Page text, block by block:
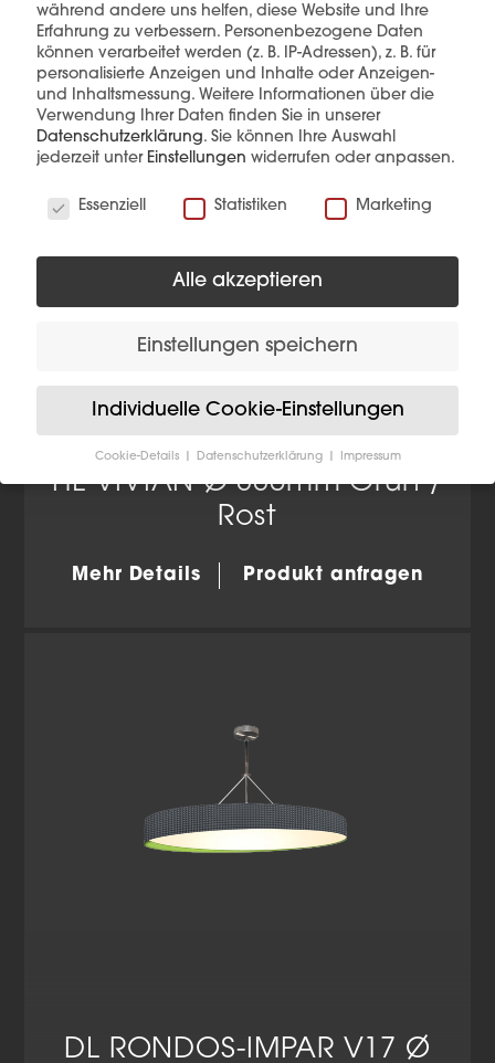
Diese Produkte könnten Sie auch
interessieren
HL VIVIAN Ø 330mm Grün /
Rost
Mehr Details Produkt anfragen
DL RONDOS-IMPAR V17 Ø
während andere uns helfen, diese Website und Ihre
Erfahrung zu verbessern. Personenbezogene Daten
können verarbeitet werden (z. B. IP-Adressen), z. B. für
personalisierte Anzeigen und Inhalte oder Anzeigen-
und Inhaltsmessung. Weitere Informationen über die
Verwendung Ihrer Daten finden Sie in unserer
Datenschutzerklärung. Sie können Ihre Auswahl
jederzeit unter Einstellungen widerrufen oder anpassen.
Essenziell
Statistiken Marketing
Alle akzeptieren
Einstellungen speichern
Individuelle Cookie-Einstellungen
Cookie-Details Datenschutzerklärung Impressum
Datenschutzeinstellungen
Wenn Sie unter 16 Jahre alt sind und Ihre Zustimmung
Wir verwenden Cookies und andere Technologien auf
Verwendung Ihrer Daten finden Sie in unserer
Hier finden Sie eine Übersicht über alle verwendeten
Cookies. Sie können Ihre Einwilligung zu ganzen
Kategorien geben oder sich weitere Informationen
anzeigen lassen und so nur bestimmte Cookies
erforderlich.